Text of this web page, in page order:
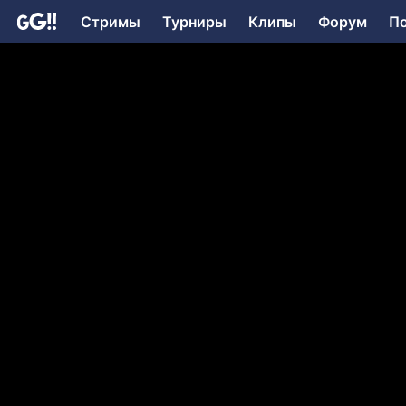
Стримы Турниры Клипы Форум